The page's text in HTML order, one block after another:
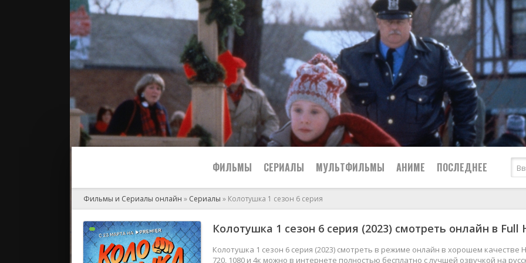
ФИЛЬМЫ
2024
Боевики
Военные
Мелодрамы
Приключения
СЕРИАЛЫ МУЛЬТФИЛЬМЫ АНИМЕ ПОСЛЕДНЕЕ
2024
Фильмы и Сериалы онлайн » Сериалы » Колотушка 1 сезон 6 серия
Колотушка 1 сезон 6 серия (2023) смотреть онлайн в Full
Колотушка 1 сезон 6 серия (2023) смотреть в режиме онлайн в хорошем качестве
720, 1080 и 4к можно в интернете полностью бесплатно с лучшей озвучкой на